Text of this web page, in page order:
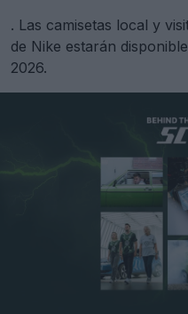
. Las camisetas local y
de Nike estarán
2026.